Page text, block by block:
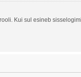
Kui sul esineb